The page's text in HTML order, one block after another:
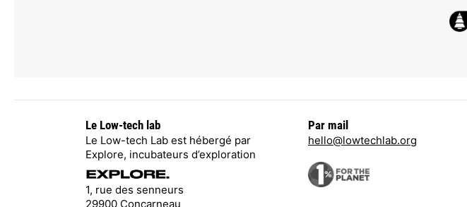
Le Low-tech lab
Le Low-tech Lab est hébergé par
Explore, incubateurs d’exploration
1, rue des senneurs
29900 Concarneau
Par mail
hello@lowtechlab.org